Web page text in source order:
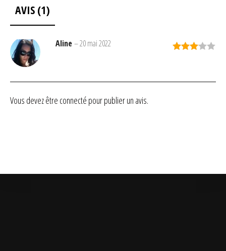
AVIS (1)
Aline–20 mai 2022
Vous devez être connecté pour publier un avis.